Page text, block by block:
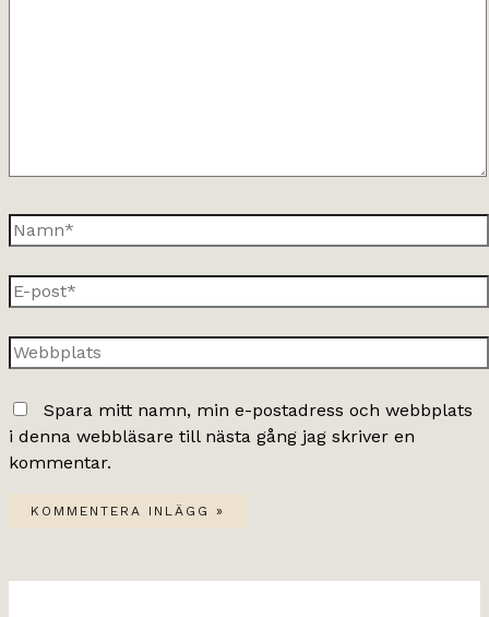
Namn*
E-
post*
Webbplats
Spara mitt namn, min e-postadress och webbplats
i denna webbläsare till nästa gång jag skriver en
kommentar.